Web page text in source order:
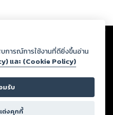
ไซต์และปรากฏว่าละเมิดสิทธิใน
อกฎหมายและศีลธรรม ดังนั้น ผู้อ่าน
องด้วยตนเอง และหากท่านพบว่าส่วน
ณาแจ้งมายังบริษัท เพื่อทีมงานจะได้
อสงวนลิขสิทธิ์ตามพระราชบัญญัติ
การณ์การใช้งานที่ดียิ่งขึ้นอ่าน
และ (Cookie Policy)
มรับ
ต่งคุกกี้